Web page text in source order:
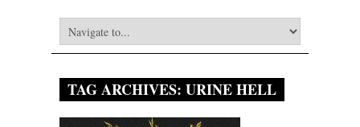
TAG ARCHIVES: URINE HELL